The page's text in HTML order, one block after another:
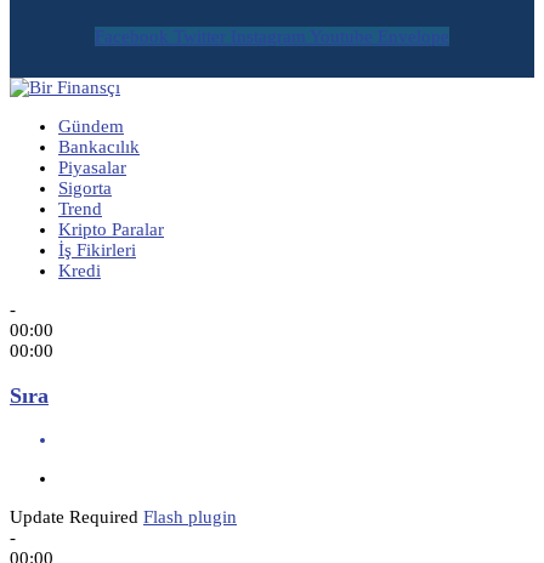
Facebook Twitter Instagram Youtube Envelope
Gündem
Bankacılık
Piyasalar
Sigorta
Trend
Kripto Paralar
İş Fikirleri
Kredi
-
00:00
00:00
Sıra
Update Required Flash plugin
-
00:00